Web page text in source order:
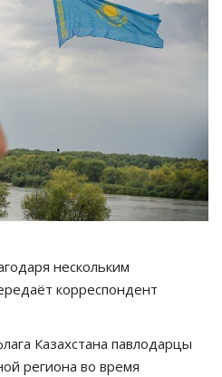
нескольким
корреспондент
Казахстана павлодарцы
региона во время